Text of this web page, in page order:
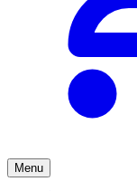
Menu